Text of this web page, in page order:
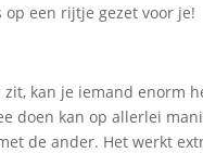
een rijtje gezet voor je!
kan je iemand enorm
doen kan op allerlei
de ander. Het werkt